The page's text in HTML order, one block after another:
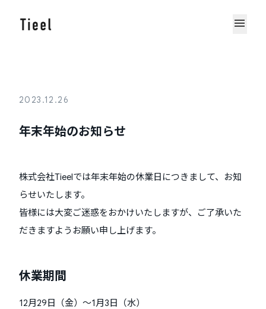
menu
2023.12.26
年末年始のお知らせ
株式会社Tieelでは年末年始の休業日につきまして、お知
らせいたします。
皆様には大変ご迷惑をおかけいたしますが、ご了承いた
だきますようお願い申し上げます。
休業期間
12月29日（金）～1月3日（水）